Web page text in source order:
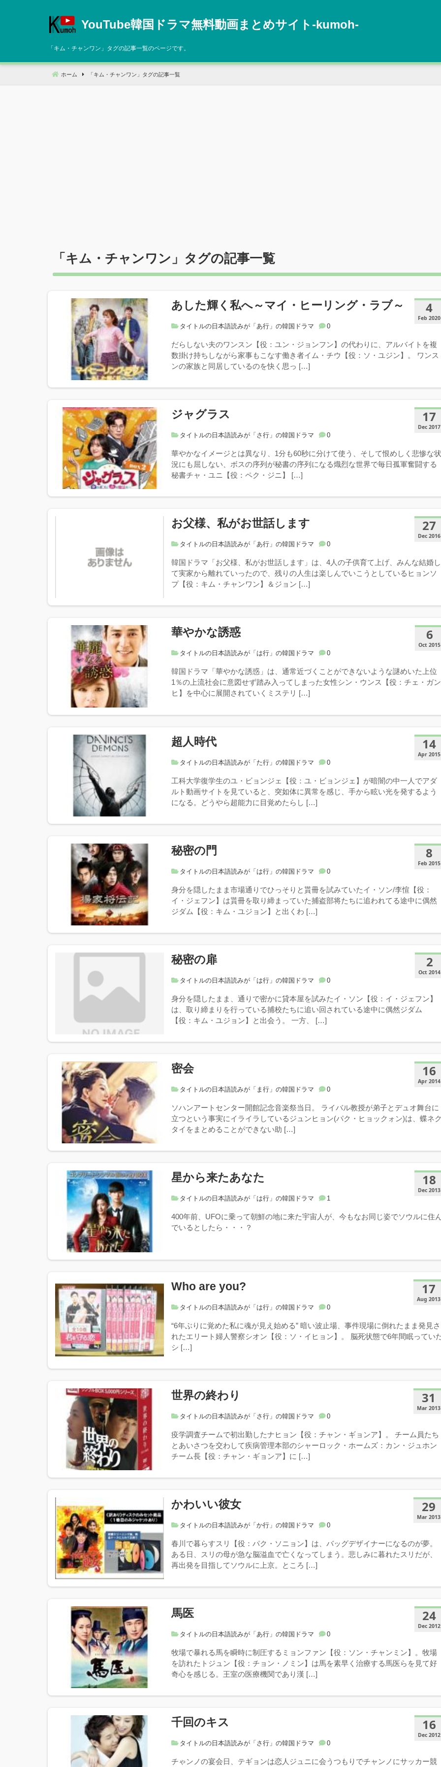
へ
動
YouTube韓国ドラマ無料動画まとめサイト‐kumoh‐
「 キム・チャンワン 」タグの記事一覧のページです。
ホーム 「 キム・チャンワン 」タグの記事一覧
「 キム・チャンワン 」タグの記事一覧
4
Feb 2020
あした輝く私へ～マイ・ヒーリング・ラブ～
タイトルの日本語読みが「あ行」の韓国ドラマ 0
だらしない夫のワンスン【役：ユン・ジョンフン】の代わりに、アルバイトを複
数掛け持ちしながら家事もこなす働き者イム・チウ【役：ソ・ユジン】。 ワンス
ンの家族と同居しているのを快く思っ […]
17
Dec 2017
ジャグラス
タイトルの日本語読みが「さ行」の韓国ドラマ 0
華やかなイメージとは異なり、1分も60秒に分けて使う、そして恨めしく悲惨な
況にも屈しない、ボスの序列が秘書の序列になる熾烈な世界で毎日孤軍奮闘する
秘書チャ・ユニ【役：ペク・ジニ】 […]
27
Dec 2016
お父様、私がお世話します
タイトルの日本語読みが「あ行」の韓国ドラマ 0
韓国ドラマ「お父様、私がお世話します」は、4人の子供育て上げ、みんな結婚し
て実家から離れていったので、残りの人生は楽しんでいこうとしているヒョンソ
プ【役：キム・チャンワン】＆ジョン […]
6
Oct 2015
華やかな誘惑
タイトルの日本語読みが「は行」の韓国ドラマ 0
韓国ドラマ「華やかな誘惑」は、通常近づくことができないような謎めいた上位
1％の上流社会に意図せず踏み入ってしまった女性シン・ウンス【役：チェ・ガン
ヒ】を中心に展開されていくミステリ […]
14
Apr 2015
超人時代
タイトルの日本語読みが「た行」の韓国ドラマ 0
工科大学復学生のユ・ビョンジェ【役：ユ・ビョンジェ】が暗闇の中一人でアダ
ルト動画サイトを見ていると、突如体に異常を感じ、手から眩い光を発するよう
になる。どうやら超能力に目覚めたらし […]
8
Feb 2015
秘密の門
タイトルの日本語読みが「は行」の韓国ドラマ 0
身分を隠したまま市場通りでひっそりと貰冊を試みていたイ・ソン/李愃【役：
イ・ジェフン】は貰冊を取り締まっていた捕盗部将たちに追われてる途中に偶然
ジダム【役：キム・ユジョン】と出くわ […]
2
Oct 2014
秘密の扉
タイトルの日本語読みが「は行」の韓国ドラマ 0
身分を隠したまま、通りで密かに貸本屋を試みたイ・ソン【役：イ・ジェフン】
は、取り締まりを行っている捕校たちに追い回されている途中に偶然ジダム
【役：キム・ユジョン】と出会う。 一方、 […]
16
Apr 2014
密会
タイトルの日本語読みが「ま行」の韓国ドラマ 0
ソハンアートセンター開館記念音楽祭当日。 ライバル教授が弟子とデュオ舞台に
立つという事実にイライラしているジュンヒョン(パク・ヒョックォン)は、蝶ネ
タイをまとめることができない助 […]
18
Dec 2013
星から来たあなた
タイトルの日本語読みが「は行」の韓国ドラマ 1
400年前、UFOに乗って朝鮮の地に来た宇宙人が、今もなお同じ姿でソウルに住
でいるとしたら・・・？
17
Aug 2013
Who are you?
タイトルの日本語読みが「は行」の韓国ドラマ 0
“6年ぶりに覚めた私に魂が見え始める” 暗い波止場、事件現場に倒れたまま発見さ
れたエリート婦人警察シオン【役：ソ・イヒョン】。 脳死状態で6年間眠ってい
シ […]
31
Mar 2013
世界の終わり
タイトルの日本語読みが「さ行」の韓国ドラマ 0
疫学調査チームで初出勤したナヒョン【役：チャン・ギョンア】。 チーム員たち
とあいさつを交わして疾病管理本部のシャーロック・ホームズ：カン・ジュホン
チーム長【役：チャン・ギョンア】に […]
29
Mar 2013
かわいい彼女
タイトルの日本語読みが「か行」の韓国ドラマ 0
春川で暮らすスリ【役：パク・ソニョン】は、バッグデザイナーになるのが夢。
ある日、スリの母が急な脳溢血で亡くなってしまう。悲しみに暮れたスリだが、
再出発を目指してソウルに上京。ところ […]
24
Dec 2012
馬医
タイトルの日本語読みが「あ行」の韓国ドラマ 0
牧場で暴れる馬を瞬時に制圧するミョンファン【役：ソン・チャンミン】。牧場
を訪れたトジュン【役：チョン・ノミン】は馬を素早く治療する馬医らを見て好
奇心を感じる。王室の医療機関であり漢 […]
16
Dec 2012
千回のキス
タイトルの日本語読みが「さ行」の韓国ドラマ 0
チゃンノの宴会日、テギョンは恋人ジュニに会うつもりでチャンノにサッカー競